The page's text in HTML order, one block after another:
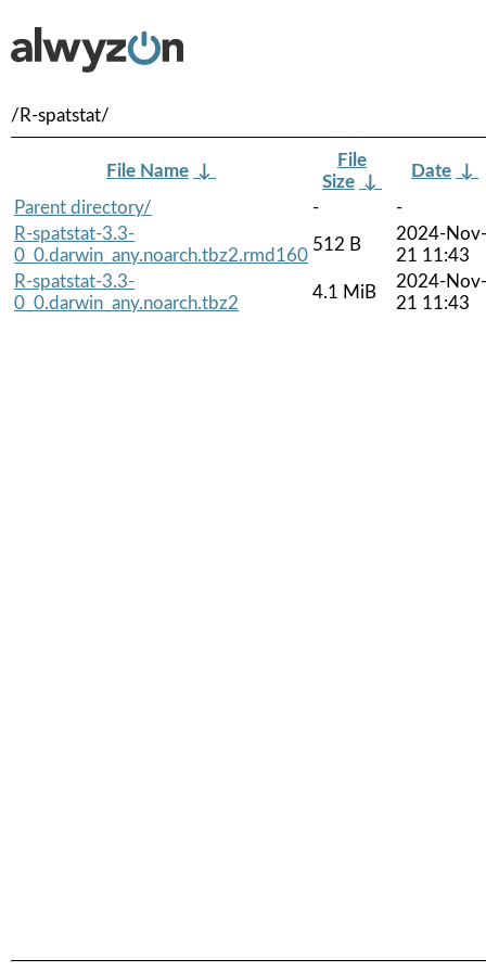
/R-spatstat/
File Name ↓
File
Size ↓
Date ↓
Parent directory/
-
-
R-spatstat-3.3-
0_0.darwin_any.noarch.tbz2.rmd160
512 B
2024-Nov-
21 11:43
R-spatstat-3.3-
0_0.darwin_any.noarch.tbz2
4.1 MiB
2024-Nov-
21 11:43